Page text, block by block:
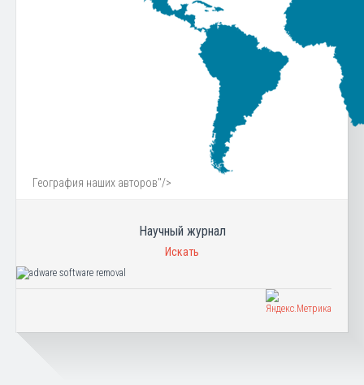
География наших авторов"/>
Научный журнал
Искать